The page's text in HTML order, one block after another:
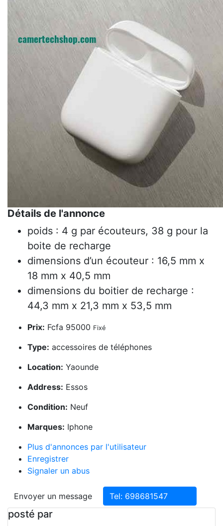
Détails de l'annonce
poids : 4 g par écouteurs, 38 g pour la
boite de recharge
dimensions d’un écouteur : 16,5 mm x
18 mm x 40,5 mm
dimensions du boitier de recharge :
44,3 mm x 21,3 mm x 53,5 mm
Prix: Fcfa 95000 Fixé
Type: accessoires de téléphones
Location: Yaounde
Address: Essos
Condition: Neuf
Marques: Iphone
Plus d'annonces par l'utilisateur
Enregistrer
Signaler un abus
Envoyer un message Tel: 698681547
posté par